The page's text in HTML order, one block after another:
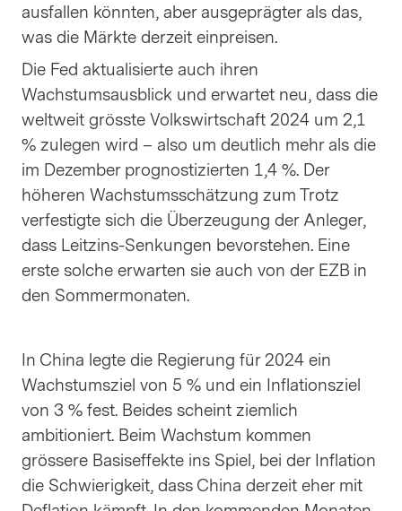
ausfallen könnten, aber ausgeprägter als das,
was die Märkte derzeit einpreisen.
Die Fed aktualisierte auch ihren
Wachstumsausblick und erwartet neu, dass die
weltweit grösste Volkswirtschaft 2024 um 2,1
% zulegen wird – also um deutlich mehr als die
im Dezember prognostizierten 1,4 %. Der
höheren Wachstumsschätzung zum Trotz
verfestigte sich die Überzeugung der Anleger,
dass Leitzins-Senkungen bevorstehen. Eine
erste solche erwarten sie auch von der EZB in
den Sommermonaten.
In China legte die Regierung für 2024 ein
Wachstumsziel von 5 % und ein Inflationsziel
von 3 % fest. Beides scheint ziemlich
ambitioniert. Beim Wachstum kommen
grössere Basiseffekte ins Spiel, bei der Inflation
die Schwierigkeit, dass China derzeit eher mit